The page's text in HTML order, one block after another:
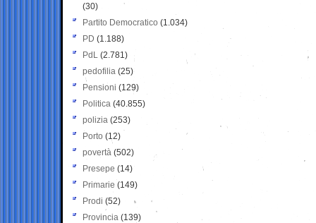
(30)
Partito Democratico (1.034)
PD (1.188)
PdL (2.781)
pedofilia (25)
Pensioni (129)
Politica (40.855)
polizia (253)
Porto (12)
povertà (502)
Presepe (14)
Primarie (149)
Prodi (52)
Provincia (139)